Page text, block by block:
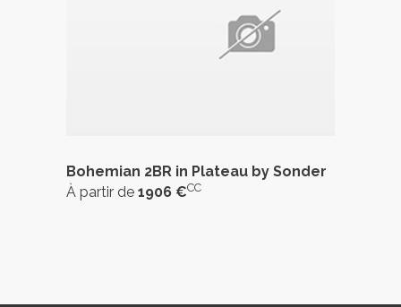
Bohemian 2BR in Plateau by Sonder
À partir de 1906 €CC